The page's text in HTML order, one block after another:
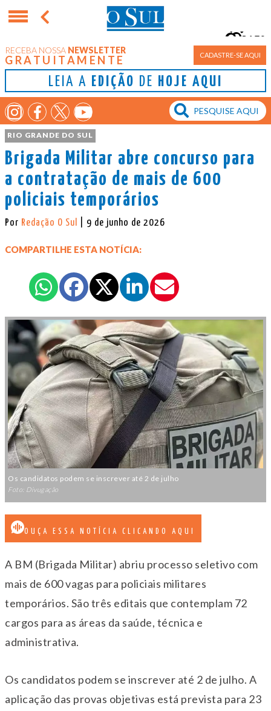
RECEBA NOSSA NEWSLETTER
GRATUITAMENTE CADASTRE-SE AQUI
LEIA A EDIÇÃO DE HOJE AQUI
Porto Alegre
15°
RIO GRANDE DO SUL
Brigada Militar abre concurso para
a contratação de mais de 600
policiais temporários
Por Redação O Sul | 9 de junho de 2026
COMPARTILHE ESTA NOTÍCIA:
Os candidatos podem se inscrever até 2 de julho
Foto: Divugação
OUÇA ESSA NOTÍCIA CLICANDO AQUI
A BM (Brigada Militar) abriu processo seletivo com
mais de 600 vagas para policiais militares
temporários. São três editais que contemplam 72
cargos para as áreas da saúde, técnica e
administrativa.
Os candidatos podem se inscrever até 2 de julho. A
aplicação das provas objetivas está prevista para 23